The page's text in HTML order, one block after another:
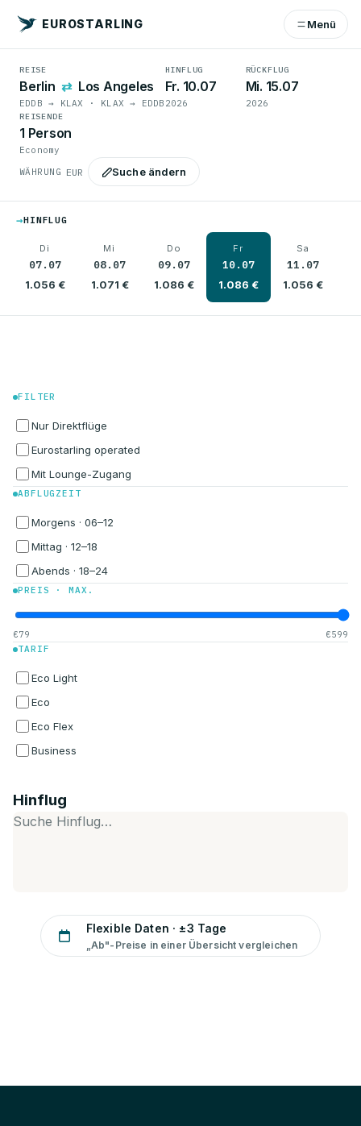
EUROSTARLING Menü
REISE
Berlin ⇄ Los Angeles
EDDB → KLAX · KLAX → EDDB
HINFLUG
Fr. 10.07
2026
RÜCKFLUG
Mi. 15.07
2026
REISENDE
1 Person
Economy
WÄHRUNG
Suche ändern
→HINFLUG
Di
07.07
1.056 €
Mi
08.07
1.071 €
Do
09.07
1.086 €
Fr
10.07
1.086 €
Sa
11.07
1.056 €
FILTER
Nur Direktflüge
Eurostarling operated
Mit Lounge-Zugang
ABFLUGZEIT
Morgens · 06–12
Mittag · 12–18
Abends · 18–24
PREIS · MAX.
€79
€599
TARIF
Eco Light
Eco
Eco Flex
Business
Hinflug
Suche Hinflug…
Flexible Daten · ±3 Tage
„Ab"-Preise in einer Übersicht vergleichen